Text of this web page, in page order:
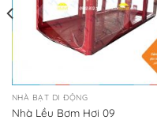
NHÀ BẠT DI ĐỘNG
Nhà Lều Bơm Hơi 09